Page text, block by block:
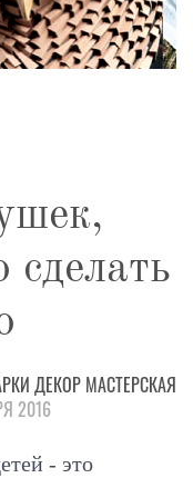
ДЕКОР МАСТЕРСКАЯ
2016
- это